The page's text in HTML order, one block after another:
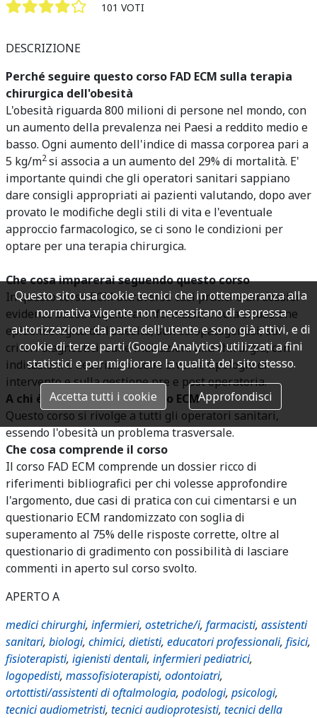
101 VOTI
DESCRIZIONE
Perché seguire questo corso FAD ECM sulla terapia
chirurgica dell'obesità
L'obesità riguarda 800 milioni di persone nel mondo, con
un aumento della prevalenza nei Paesi a reddito medio e
basso. Ogni aumento dell'indice di massa corporea pari a
5 kg/m2si associa a un aumento del 29% di mortalità. E'
importante quindi che gli operatori sanitari sappiano
dare consigli appropriati ai pazienti valutando, dopo aver
provato le modifiche degli stili di vita e l'eventuale
approccio farmacologico, se ci sono le condizioni per
optare per una terapia chirurgica.
Che cosa imparerai seguendo questo corso
In questo corso ECM attraverso casi pratici e un dossier
evidence based acquisirai informazioni sula situazione
epidemiologica dell'obesità, sull'eziopatogenesi, sui
criteri diagnostici, sulle indicazioni alla chirurgia, con
indicazioni e descrizioni delle diverse tipologie di
intervento e sulla gestione pre e post operatoria.
A chi è dedicato questo corso ECM
Questo corso si rivolge a tutti gli operatori sanitari,
essendo l'obesità un problema trasversale.
Che cosa comprende il corso
Il corso FAD ECM comprende un dossier ricco di
riferimenti bibliografici per chi volesse approfondire
l'argomento, due casi di pratica con cui cimentarsi e un
questionario ECM randomizzato con soglia di
superamento al 75% delle risposte corrette, oltre al
questionario di gradimento con possibilità di lasciare
commenti in aperto sul corso svolto.
APERTO A
medici chirurghi, infermieri, ostetriche/i, farmacisti, assistenti
sanitari, biologi, chimici, dietisti, educatori professionali, fisici,
fisioterapisti, igienisti dentali, infermieri pediatrici,
logopedisti, massofisioterapisti, odontoiatri,
ortottisti/assistenti di oftalmologia, podologi, psicologi,
tecnici audiometristi, tecnici audioprotesisti, tecnici della
Questo sito usa cookie tecnici che in ottemperanza alla
normativa vigente non necessitano di espressa
autorizzazione da parte dell'utente e sono già attivi, e di
cookie di terze parti (Google Analytics) utilizzati a fini
statistici e per migliorare la qualità del sito stesso.
Accetta tutti i cookie Approfondisci